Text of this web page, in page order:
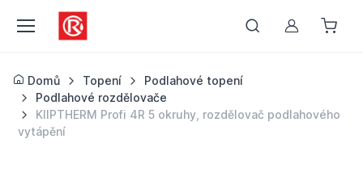
Můj účet
Domů Topení
Podlahové topení
Podlahové rozdělovače
KIIPTHERM Profi 4R 5 okruhy, rozdělovač podlahového
vytápění